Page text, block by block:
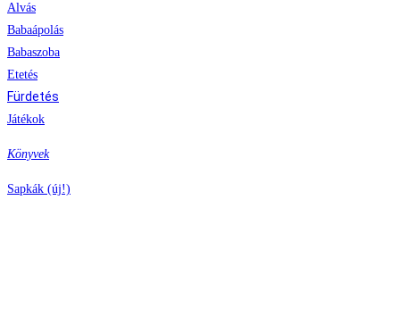
Alvás
Babaápolás
Babaszoba
Etetés
Fürdetés
Játékok
Könyvek
Sapkák (új!)